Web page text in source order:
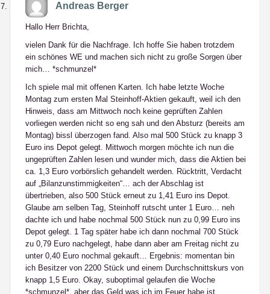
Andreas Berger
Hallo Herr Brichta,
vielen Dank für die Nachfrage. Ich hoffe Sie haben trotzdem
ein schönes WE und machen sich nicht zu große Sorgen über
mich… *schmunzel*
Ich spiele mal mit offenen Karten. Ich habe letzte Woche
Montag zum ersten Mal Steinhoff-Aktien gekauft, weil ich den
Hinweis, dass am Mittwoch noch keine geprüften Zahlen
vorliegen werden nicht so eng sah und den Absturz (bereits am
Montag) bissl überzogen fand. Also mal 500 Stück zu knapp 3
Euro ins Depot gelegt. Mittwoch morgen möchte ich nun die
ungeprüften Zahlen lesen und wunder mich, dass die Aktien bei
ca. 1,3 Euro vorbörslich gehandelt werden. Rücktritt, Verdacht
auf „Bilanzunstimmigkeiten“… ach der Abschlag ist
übertrieben, also 500 Stück erneut zu 1,41 Euro ins Depot.
Glaube am selben Tag, Steinhoff rutscht unter 1 Euro… neh
dachte ich und habe nochmal 500 Stück nun zu 0,99 Euro ins
Depot gelegt. 1 Tag später habe ich dann nochmal 700 Stück
zu 0,79 Euro nachgelegt, habe dann aber am Freitag nicht zu
unter 0,40 Euro nochmal gekauft… Ergebnis: momentan bin
ich Besitzer von 2200 Stück und einem Durchschnittskurs von
knapp 1,5 Euro. Okay, suboptimal gelaufen die Woche
*schmunzel*, aber das Geld was ich im Feuer habe ist